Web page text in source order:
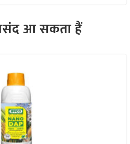
आ सकता हैं